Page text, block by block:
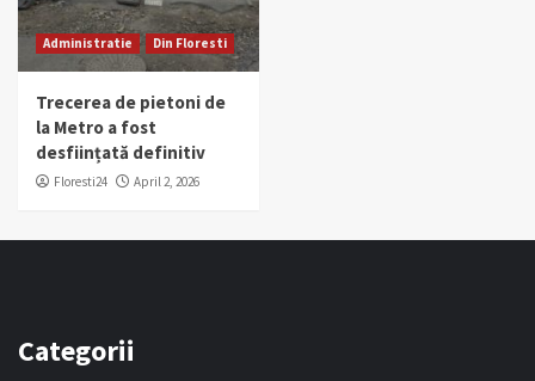
Administratie Din Floresti
Trecerea de pietoni de
la Metro a fost
desființată definitiv
Floresti24 April 2, 2026
Categorii